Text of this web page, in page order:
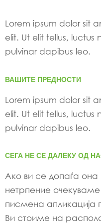
Lorem ipsum dolor sit
elit. Ut elit tellus,
pulvinar dapibus leo.
ВАШИТЕ ПРЕДНОСТИ
Lorem ipsum dolor sit
elit. Ut elit tellus,
pulvinar dapibus leo.
СЕГА НЕ СЕ ДАЛЕКУ ОД
Ако ви се допаѓа
нетрпение
писмена апликација
Ви стоиме на